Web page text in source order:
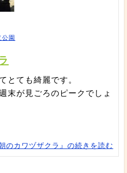
園
とても綺麗です。
末が見ごろのピークでしょ
朝のカワヅザクラ』の続きを読む